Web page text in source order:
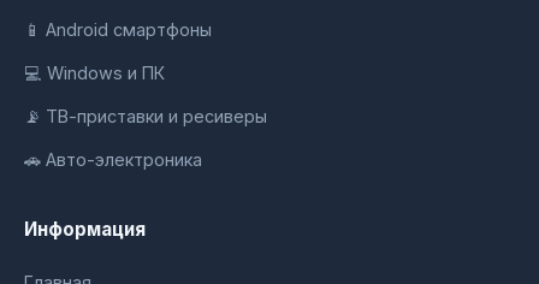
📱 Android смартфоны
💻 Windows и ПК
📡 ТВ-приставки и ресиверы
🚗 Авто-электроника
Информация